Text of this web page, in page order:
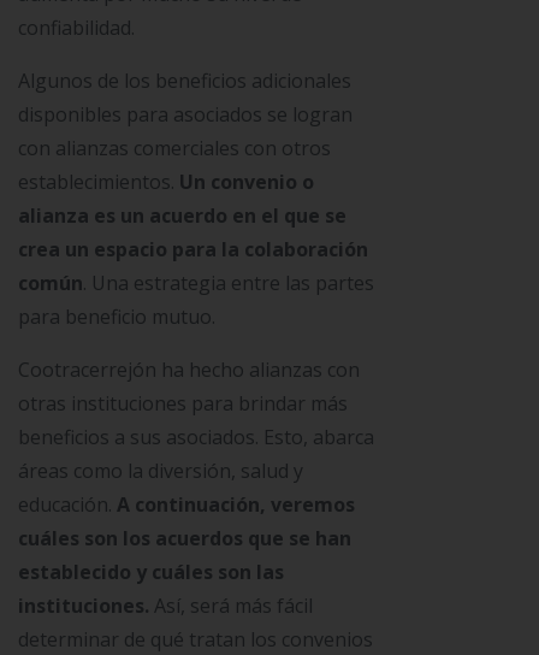
confiabilidad.
Algunos de los beneficios adicionales
disponibles para asociados se logran
con alianzas comerciales con otros
establecimientos. Un convenio o
alianza es un acuerdo en el que se
crea un espacio para la colaboración
común. Una estrategia entre las partes
para beneficio mutuo.
Cootracerrejón ha hecho alianzas con
otras instituciones para brindar más
beneficios a sus asociados. Esto, abarca
áreas como la diversión, salud y
educación. A continuación, veremos
cuáles son los acuerdos que se han
establecido y cuáles son las
instituciones. Así, será más fácil
determinar de qué tratan los convenios